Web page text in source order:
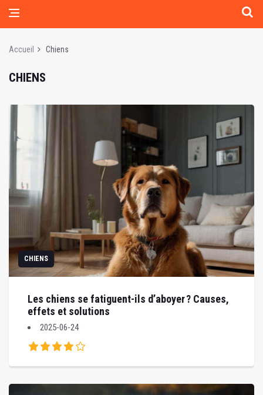
Accueil Chiens
CHIENS
CHIENS
Les chiens se fatiguent-ils d’aboyer ? Causes,
effets et solutions
2025-06-24